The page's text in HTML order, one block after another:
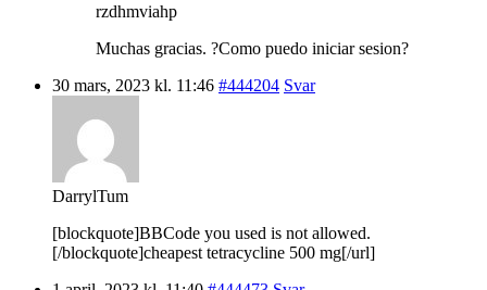
rzdhmviahp
Muchas gracias. ?Como puedo iniciar sesion?
30 mars, 2023 kl. 11:46 #444204 Svar
DarrylTum
[blockquote]BBCode you used is not allowed.
[/blockquote]cheapest tetracycline 500 mg[/url]